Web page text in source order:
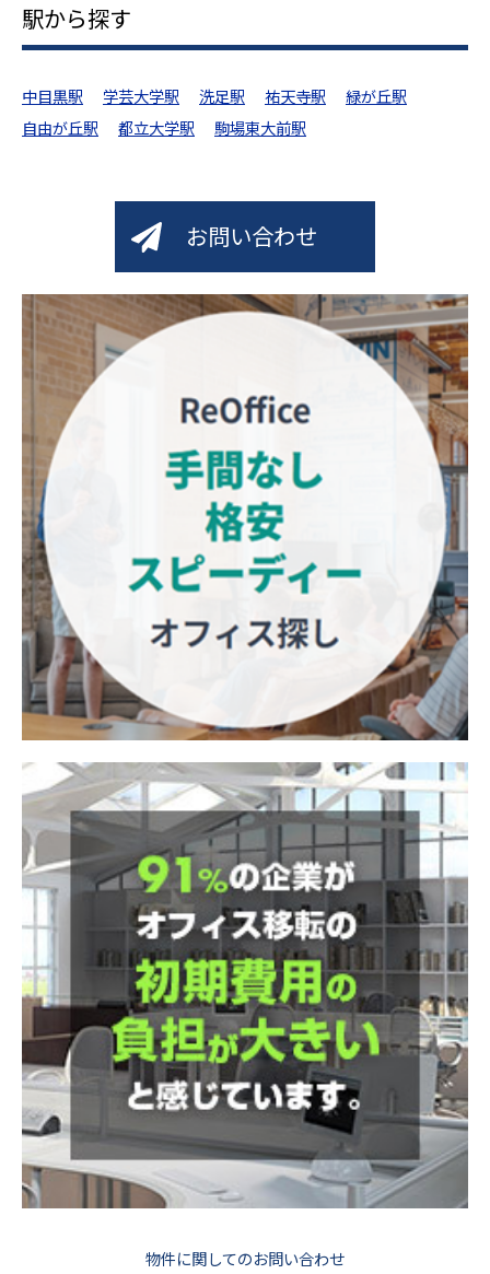
駅から探す
中目黒駅 学芸大学駅 洗足駅 祐天寺駅
緑が丘駅
自由が丘駅
都立大学駅 駒場東大前駅
お問い合わせ
物件に関してのお問い合わせ